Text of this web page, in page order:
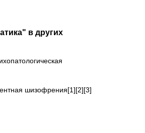
в других
шизофрения[1][2][3]